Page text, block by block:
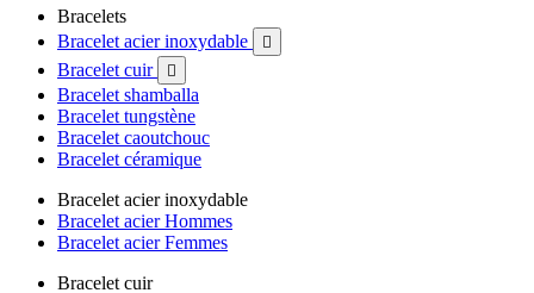
Bracelets
Bracelet acier inoxydable

Bracelet cuir 
Bracelet shamballa
Bracelet tungstène
Bracelet caoutchouc
Bracelet céramique
Bracelet acier inoxydable
Bracelet acier Hommes
Bracelet acier Femmes
Bracelet cuir